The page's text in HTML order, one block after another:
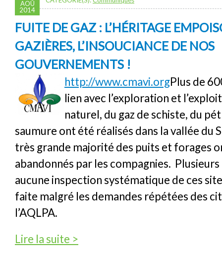
AOÛ
2014
FUITE DE GAZ : L’HÉRITAGE
GAZIÈRES, L’INSOUCIANCE DE NOS
GOUVERNEMENTS !
http://www.cmavi.orgPlus de
lien avec l’exploration et
naturel, du gaz de schiste, du
saumure ont été réalisés dans la vallée du
très grande majorité des puits et forages
abandonnés par les compagnies.
aucune inspection systématique de ces
faite malgré les demandes répétées des
l’AQLPA.
Lire la suite >